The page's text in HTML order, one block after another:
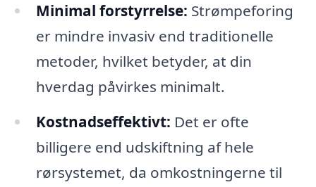
Minimal forstyrrelse: Strømpeforing
er mindre invasiv end traditionelle
metoder, hvilket betyder, at din
hverdag påvirkes minimalt.
Kostnadseffektivt: Det er ofte
billigere end udskiftning af hele
rørsystemet, da omkostningerne til